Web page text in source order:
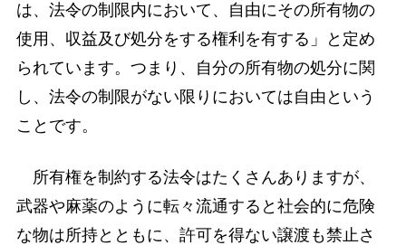
は、法令の制限内において、自由にその所有物の
使用、収益及び処分をする権利を有する」と定め
られています。つまり、自分の所有物の処分に関
し、法令の制限がない限りにおいては自由という
ことです。
所有権を制約する法令はたくさんありますが、
武器や麻薬のように転々流通すると社会的に危険
な物は所持とともに、許可を得ない譲渡も禁止さ